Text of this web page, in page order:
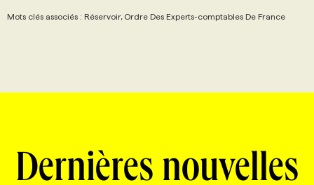
Mots clés associés : Réservoir, Ordre Des Experts-comptables De France
Dernières nouvelles